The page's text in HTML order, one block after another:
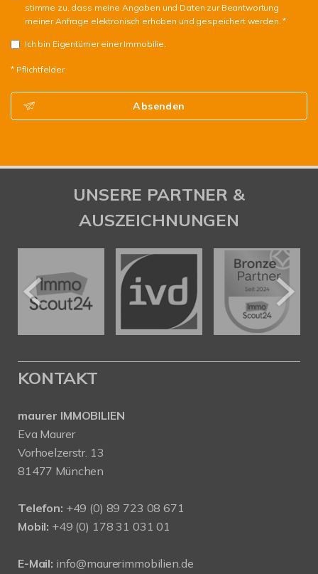
stimme zu, dass meine Angaben und Daten zur Beantwortung
meiner Anfrage elektronisch erhoben und gespeichert werden. *
Ich bin Eigentümer einer Immobilie.
* Pflichtfelder
Absenden
UNSERE PARTNER &
AUSZEICHNUNGEN
KONTAKT
maurer IMMOBILIEN
Eva Maurer
Vorhoelzerstr. 13
81477 München
Telefon: +49 (0) 89 723 08 671
Mobil: +49 (0) 178 31 031 01
E-Mail: info@maurerimmobilien.de